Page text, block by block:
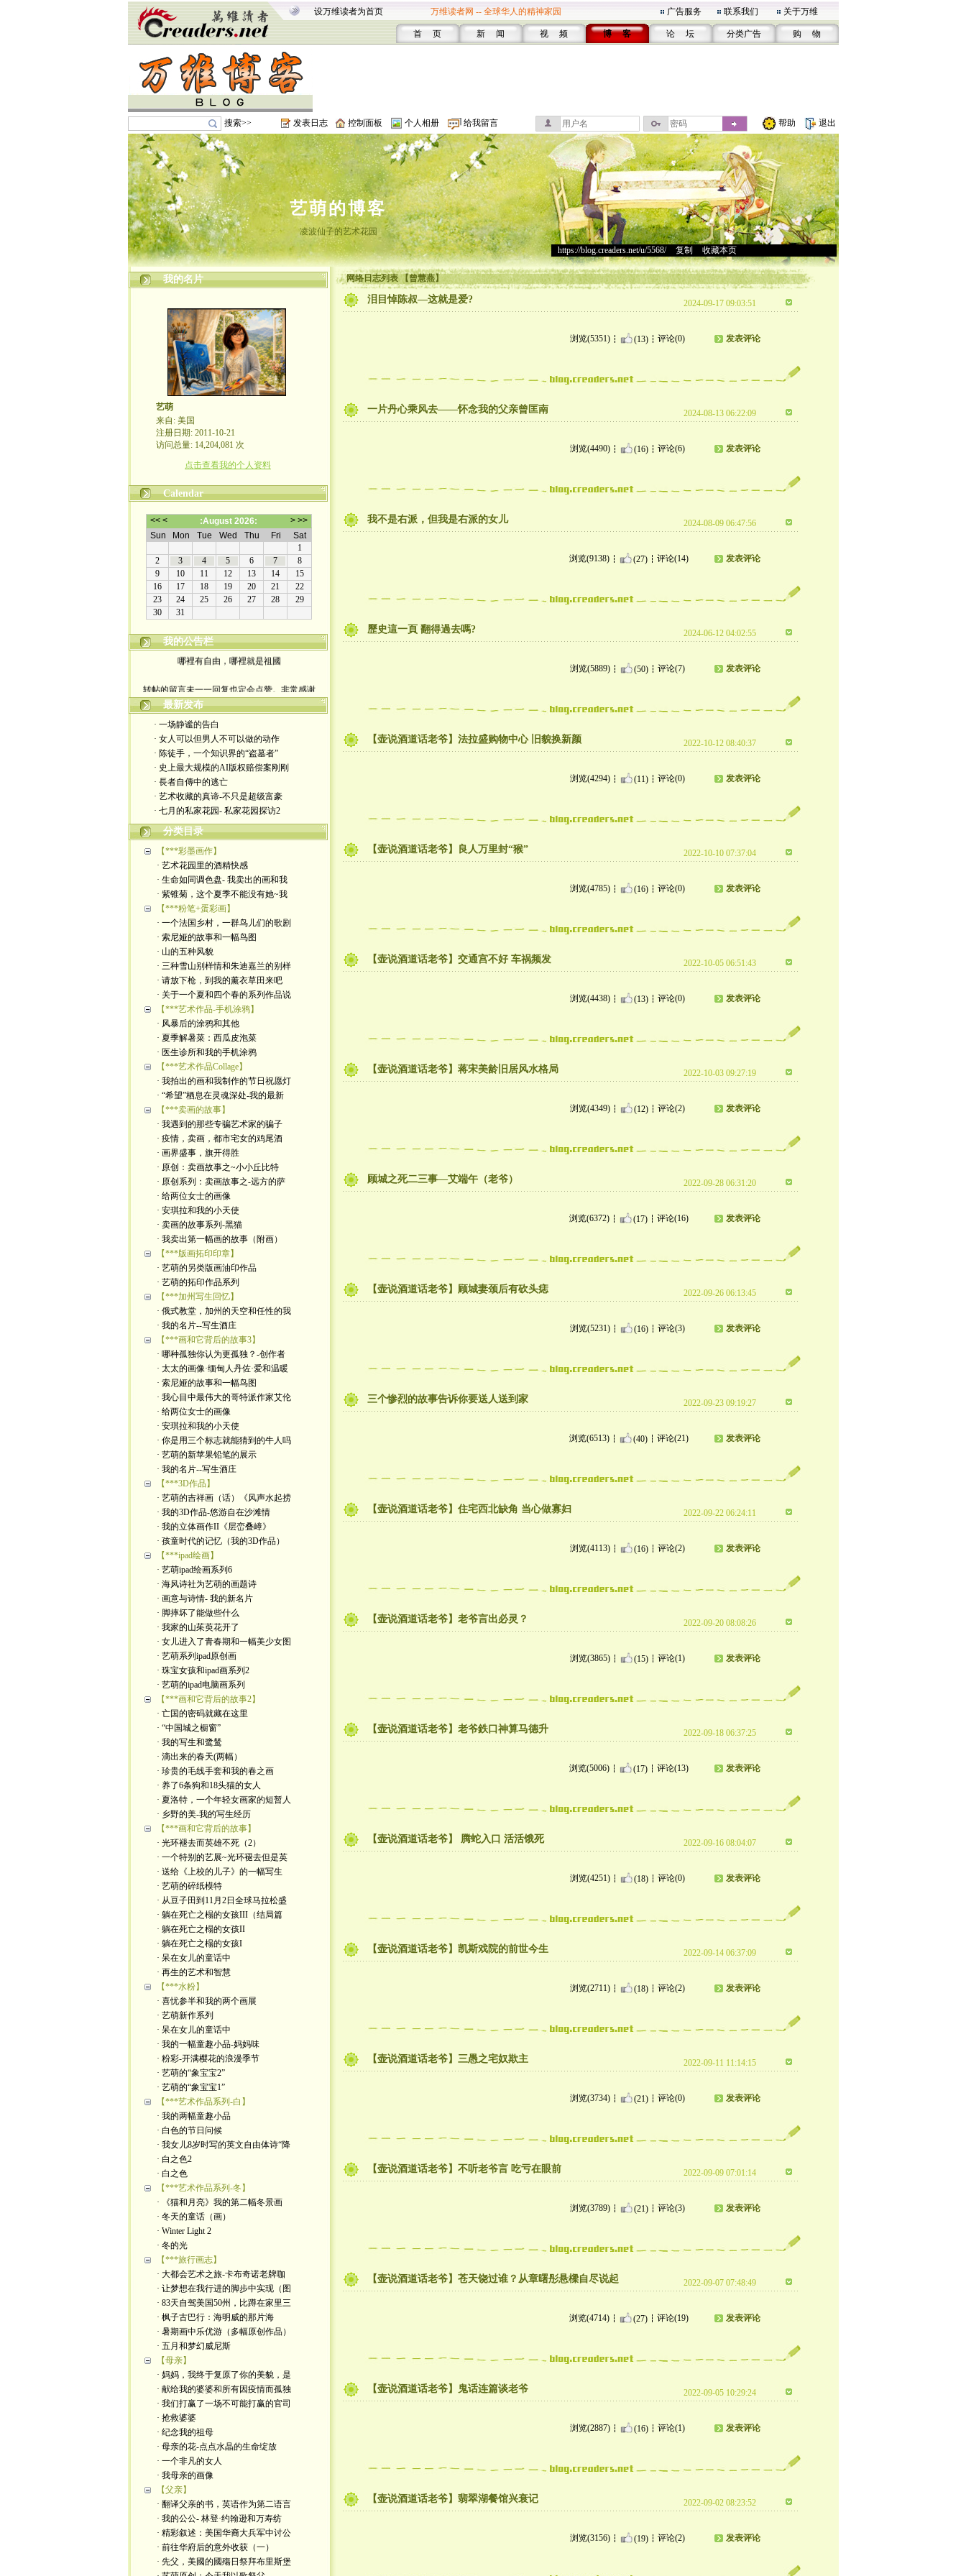
设万维读者为首页 万维读者网 -- 全球华人的精神家园 广告服务 联系我们 关于万维
首 页 新 闻 视 频 博 客 论 坛 分类广告 购 物
搜索>> 发表日志 控制面板 个人相册 给我留言 帮助 退出
艺萌的博客
凌波仙子的艺术花园
https://blog.creaders.net/u/5568/> 复制 收藏本页
我的名片
艺萌
来自: 美国
注册日期: 2011-10-21
访问总量: 14,204,081 次
点击查看我的个人资料
Calendar
我的公告栏
哪裡有自由，哪裡就是祖國
yimengling53@yahoo.com
有意收藏者请私信我，感谢一贯支持
政治转载不一定代表本人意见
艺术博客：https://yimengl.blog
目录中标注星号的为本人艺术原创
最新发布
· 一场静谧的告白
· 女人可以但男人不可以做的动作
· 陈徒手，一个知识界的“盗墓者”
· 史上最大规模的AI版权赔偿案刚刚
· 長者自傳中的逃亡
· 艺术收藏的真谛-不只是超级富豪
· 七月的私家花园- 私家花园探访2
分类目录
【***彩墨画作】
· 艺术花园里的酒精快感
· 生命如同调色盘- 我卖出的画和我
· 紫锥菊，这个夏季不能没有她~我
【***粉笔+蛋彩画】
· 一个法国乡村，一群鸟儿们的歌剧
· 索尼娅的故事和一幅鸟图
· 山的五种风貌
· 三种雪山别样情和朱迪嘉兰的别样
· 请放下枪，到我的薰衣草田来吧
· 关于一个夏和四个春的系列作品说
【***艺术作品-手机涂鸦】
· 风暴后的涂鸦和其他
· 夏季解暑菜：西瓜皮泡菜
· 医生诊所和我的手机涂鸦
【***艺术作品Collage】
· 我拍出的画和我制作的节日祝愿灯
· “希望”栖息在灵魂深处-我的最新
【***卖画的故事】
· 我遇到的那些专骗艺术家的骗子
· 疫情，卖画，都市宅女的鸡尾酒
· 画界盛事，旗开得胜
· 原创：卖画故事之~小小丘比特
· 原创系列：卖画故事之-远方的萨
· 给两位女士的画像
· 安琪拉和我的小天使
· 卖画的故事系列-黑猫
· 我卖出第一幅画的故事（附画）
【***版画拓印印章】
· 艺萌的另类版画油印作品
· 艺萌的拓印作品系列
【***加州写生回忆】
· 俄式教堂，加州的天空和任性的我
· 我的名片--写生酒庄
【***画和它背后的故事3】
· 哪种孤独你认为更孤独？-创作者
· 太太的画像·缅甸人丹佐·爱和温暖
· 索尼娅的故事和一幅鸟图
· 我心目中最伟大的哥特派作家艾伦
· 给两位女士的画像
· 安琪拉和我的小天使
· 你是用三个标志就能猜到的牛人吗
· 艺萌的新苹果铅笔的展示
· 我的名片--写生酒庄
【***3D作品】
· 艺萌的吉祥画（话）《风声水起捞
· 我的3D作品-悠游自在沙滩情
· 我的立体画作II《层峦叠嶂》
· 孩童时代的记忆（我的3D作品）
【***ipad绘画】
· 艺萌ipad绘画系列6
· 海风诗社为艺萌的画题诗
· 画意与诗情- 我的新名片
· 脚摔坏了能做些什么
· 我家的山茱萸花开了
· 女儿进入了青春期和一幅美少女图
· 艺萌系列ipad原创画
· 珠宝女孩和ipad画系列2
· 艺萌的ipad电脑画系列
【***画和它背后的故事2】
· 亡国的密码就藏在这里
· “中国城之橱窗”
· 我的写生和鹭鸶
· 滴出来的春天(两幅）
· 珍贵的毛线手套和我的春之画
· 养了6条狗和18头猫的女人
· 夏洛特，一个年轻女画家的短暂人
· 乡野的美-我的写生经历
【***画和它背后的故事】
· 光环褪去而英雄不死（2）
· 一个特别的艺展~光环褪去但是英
· 送给《上校的儿子》的一幅写生
· 艺萌的碎纸模特
· 从豆子田到11月2日全球马拉松盛
· 躺在死亡之榻的女孩III（结局篇
· 躺在死亡之榻的女孩II
· 躺在死亡之榻的女孩I
· 呆在女儿的童话中
· 再生的艺术和智慧
【***水粉】
· 喜忧参半和我的两个画展
· 艺萌新作系列
· 呆在女儿的童话中
· 我的一幅童趣小品-妈妈味
· 粉彩-开满樱花的浪漫季节
· 艺萌的“象宝宝2”
· 艺萌的“象宝宝1”
【***艺术作品系列-白】
· 我的两幅童趣小品
· 白色的节日问候
· 我女儿8岁时写的英文自由体诗“降
· 白之色2
· 白之色
【***艺术作品系列-冬】
· 《猫和月亮》我的第二幅冬景画
· 冬天的童话（画）
· Winter Light 2
· 冬的光
【***旅行画志】
· 大都会艺术之旅-卡布奇诺老牌咖
· 让梦想在我行进的脚步中实现（图
· 83天自驾美国50州，比蹲在家里三
· 枫子古巴行：海明威的那片海
· 暑期画中乐优游（多幅原创作品）
· 五月和梦幻威尼斯
【母亲】
· 妈妈，我终于复原了你的美貌，是
· 献给我的婆婆和所有因疫情而孤独
· 我们打赢了一场不可能打赢的官司
· 抢救婆婆
· 纪念我的祖母
· 母亲的花-点点水晶的生命绽放
· 一个非凡的女人
· 我母亲的画像
【父亲】
· 翻译父亲的书，英语作为第二语言
· 我的公公- 林登·约翰逊和万寿纺
· 精彩叙述：美国华裔大兵军中讨公
· 前往华府后的意外收获（一）
· 先父，美國的國殤日祭拜布里斯堡
网络日志列表 【曾慧燕】
泪目悼陈叔—这就是爱? 2024-09-17 09:03:51
浏览(5351) (13) 评论(0) 发表评论
一片丹心乘风去——怀念我的父亲曾匡南 2024-08-13 06:22:09
浏览(4490) (16) 评论(6) 发表评论
我不是右派，但我是右派的女儿 2024-08-09 06:47:56
浏览(9138) (27) 评论(14) 发表评论
歷史這一頁 翻得過去嗎? 2024-06-12 04:02:55
浏览(5889) (50) 评论(7) 发表评论
【壶说酒道话老爷】法拉盛购物中心 旧貌换新颜 2022-10-12 08:40:37
浏览(4294) (11) 评论(0) 发表评论
【壶说酒道话老爷】良人万里封“猴” 2022-10-10 07:37:04
浏览(4785) (16) 评论(0) 发表评论
【壶说酒道话老爷】交通宫不好 车祸频发 2022-10-05 06:51:43
浏览(4438) (13) 评论(0) 发表评论
【壶说酒道话老爷】蒋宋美龄旧居风水格局 2022-10-03 09:27:19
浏览(4349) (12) 评论(2) 发表评论
顾城之死二三事—艾端午（老爷） 2022-09-28 06:31:20
浏览(6372) (17) 评论(16) 发表评论
【壶说酒道话老爷】顾城妻颈后有砍头痣 2022-09-26 06:13:45
浏览(5231) (16) 评论(3) 发表评论
三个惨烈的故事告诉你要送人送到家 2022-09-23 09:19:27
浏览(6513) (40) 评论(21) 发表评论
【壶说酒道话老爷】住宅西北缺角 当心做寡妇 2022-09-22 06:24:11
浏览(4113) (16) 评论(2) 发表评论
【壶说酒道话老爷】老爷言出必灵？ 2022-09-20 08:08:26
浏览(3865) (15) 评论(1) 发表评论
【壶说酒道话老爷】老爷鉄口神算马德升 2022-09-18 06:37:25
浏览(5006) (17) 评论(13) 发表评论
【壶说酒道话老爷】 腾蛇入口 活活饿死 2022-09-16 08:04:07
浏览(4251) (18) 评论(0) 发表评论
【壶说酒道话老爷】凯斯戏院的前世今生 2022-09-14 06:37:09
浏览(2711) (18) 评论(2) 发表评论
【壶说酒道话老爷】三愚之宅奴欺主 2022-09-11 11:14:15
浏览(3734) (21) 评论(0) 发表评论
【壶说酒道话老爷】不听老爷言 吃亏在眼前 2022-09-09 07:01:14
浏览(3789) (21) 评论(3) 发表评论
【壶说酒道话老爷】苍天饶过谁？从章曙彤悬樑自尽说起 2022-09-07 07:48:49
浏览(4714) (27) 评论(19) 发表评论
【壶说酒道话老爷】鬼话连篇谈老爷 2022-09-05 10:29:24
浏览(2887) (16) 评论(1) 发表评论
【壶说酒道话老爷】翡翠湖餐馆兴衰记 2022-09-02 08:23:52
浏览(3156) (19) 评论(2) 发表评论